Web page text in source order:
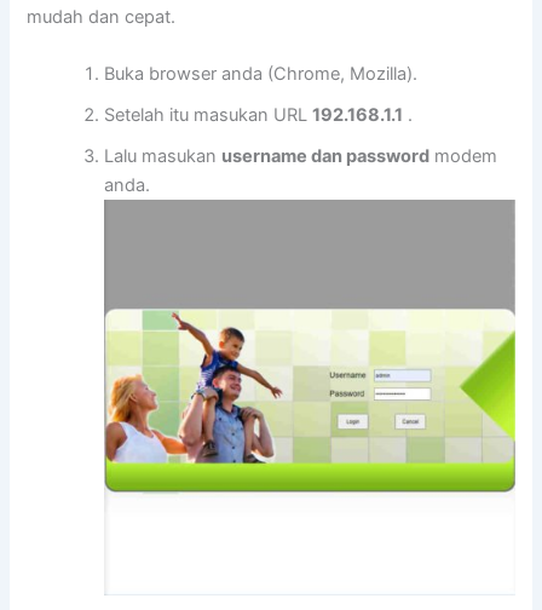
mudah dan cepat.
Buka browser anda (Chrome, Mozilla).
Setelah itu masukan URL192.168.1.1 .
Lalu masukan username dan password modem
anda.